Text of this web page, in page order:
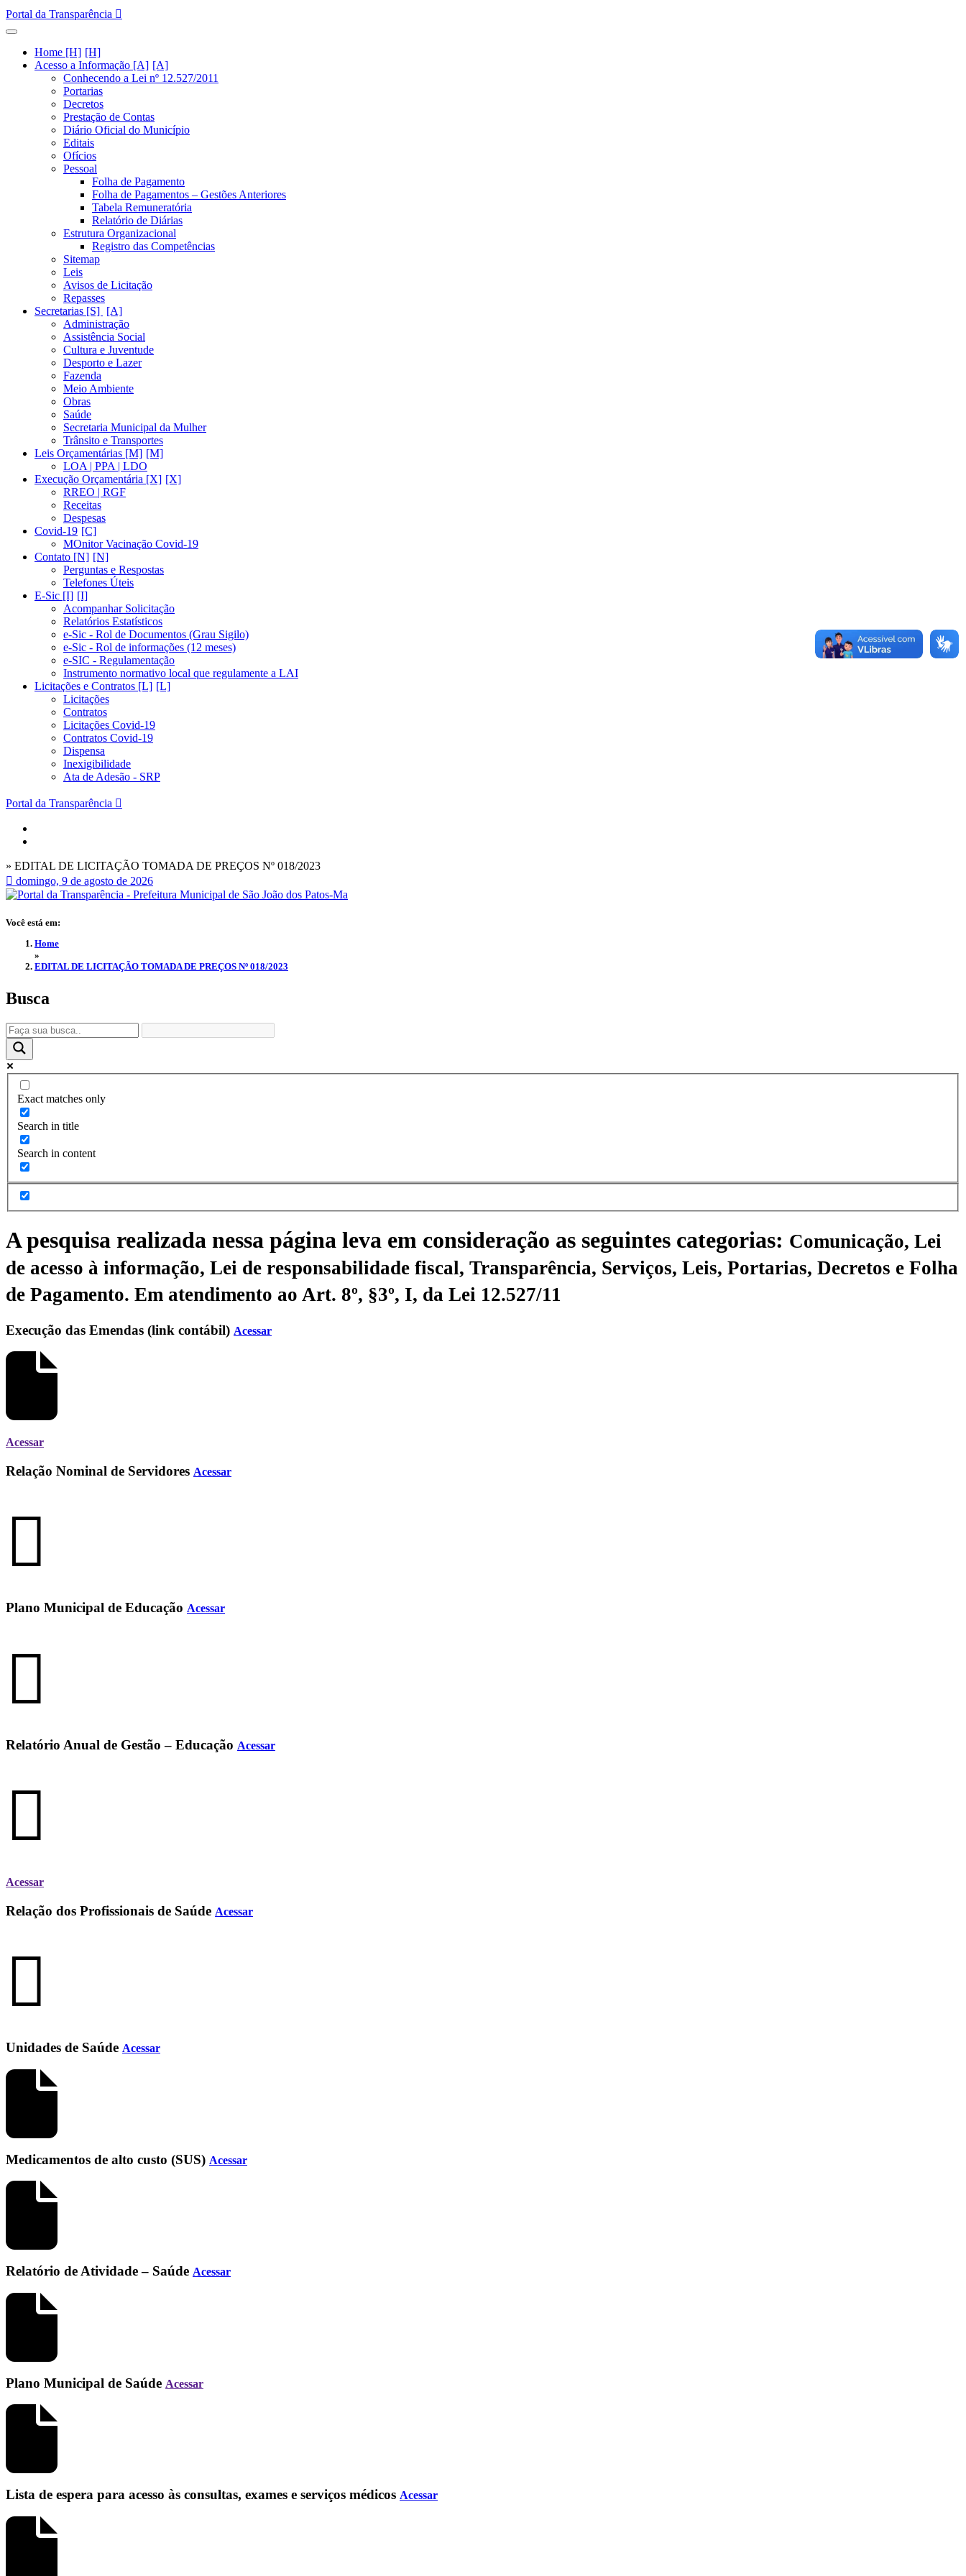
Portal da Transparência
Home [H]
Acesso a Informação [A]
Conhecendo a Lei nº 12.527/2011
Portarias
Decretos
Prestação de Contas
Diário Oficial do Município
Editais
Ofícios
Pessoal
Folha de Pagamento
Folha de Pagamentos – Gestões Anteriores
Tabela Remuneratória
Relatório de Diárias
Estrutura Organizacional
Registro das Competências
Sitemap
Leis
Avisos de Licitação
Repasses
Secretarias [S]
Administração
Assistência Social
Cultura e Juventude
Desporto e Lazer
Fazenda
Meio Ambiente
Obras
Saúde
Secretaria Municipal da Mulher
Trânsito e Transportes
Leis Orçamentárias [M]
LOA | PPA | LDO
Execução Orçamentária [X]
RREO | RGF
Receitas
Despesas
Covid-19
MOnitor Vacinação Covid-19
Contato [N]
Perguntas e Respostas
Telefones Úteis
E-Sic [I]
Acompanhar Solicitação
Relatórios Estatísticos
e-Sic - Rol de Documentos (Grau Sigilo)
e-Sic - Rol de informações (12 meses)
e-SIC - Regulamentação
Instrumento normativo local que regulamente a LAI
Licitações e Contratos [L]
Licitações
Contratos
Licitações Covid-19
Contratos Covid-19
Dispensa
Inexigibilidade
Ata de Adesão - SRP
Portal da Transparência
» EDITAL DE LICITAÇÃO TOMADA DE PREÇOS Nº 018/2023
domingo, 9 de agosto de 2026
Você está em:
Home
»
EDITAL DE LICITAÇÃO TOMADA DE PREÇOS Nº 018/2023
Busca
Exact matches only
Search in title
Search in content
A pesquisa realizada nessa página leva em consideração as seguintes categorias: Comunicação, Lei
de acesso à informação, Lei de responsabilidade fiscal, Transparência, Serviços, Leis, Portarias, Decretos e Folha
de Pagamento. Em atendimento ao Art. 8º, §3º, I, da Lei 12.527/11
Execução das Emendas (link contábil) Acessar
Acessar
Relação Nominal de Servidores Acessar
Plano Municipal de Educação Acessar
Relatório Anual de Gestão – Educação Acessar
Acessar
Relação dos Profissionais de Saúde Acessar
Unidades de Saúde Acessar
Medicamentos de alto custo (SUS) Acessar
Relatório de Atividade – Saúde Acessar
Plano Municipal de Saúde Acessar
Lista de espera para acesso às consultas, exames e serviços médicos Acessar